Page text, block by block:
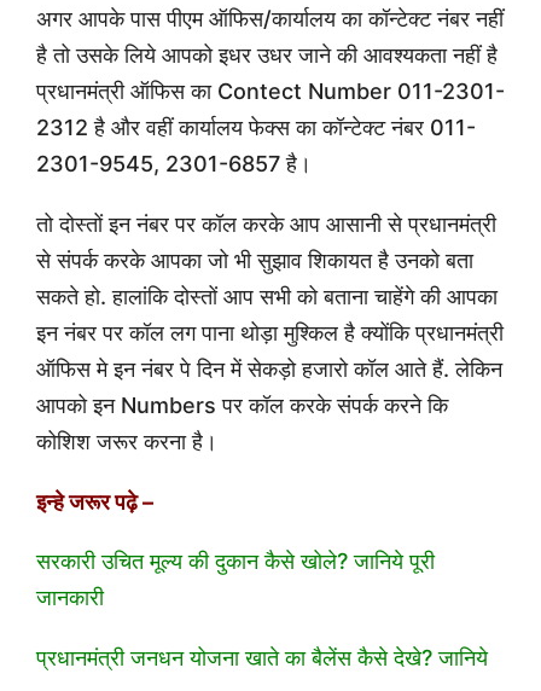
अगर आपके पास पीएम ऑफिस/कार्यालय का कॉन्टेक्ट नंबर नहीं
है तो उसके लिये आपको इधर उधर जाने की आवश्यकता नहीं है
प्रधानमंत्री ऑफिस का Contect Number 011-2301-
2312 है और वहीं कार्यालय फेक्स का कॉन्टेक्ट नंबर 011-
2301-9545, 2301-6857 है।
तो दोस्तों इन नंबर पर कॉल करके आप आसानी से प्रधानमंत्री
से संपर्क करके आपका जो भी सुझाव शिकायत है उनको बता
सकते हो. हालांकि दोस्तों आप सभी को बताना चाहेंगे की आपका
इन नंबर पर कॉल लग पाना थोड़ा मुश्किल है क्योंकि प्रधानमंत्री
ऑफिस मे इन नंबर पे दिन में सेकड़ो हजारो कॉल आते हैं. लेकिन
आपको इन Numbers पर कॉल करके संपर्क करने कि
कोशिश जरूर करना है।
इन्हे जरूर पढ़े –
सरकारी उचित मूल्य की दुकान कैसे खोले? जानिये पूरी
जानकारी
प्रधानमंत्री जनधन योजना खाते का बैलेंस कैसे देखे? जानिये